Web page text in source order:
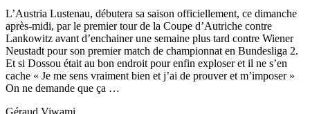
L’Austria Lustenau, débutera sa saison officiellement, ce dimanche
après-midi, par le premier tour de la Coupe d’Autriche contre
Lankowitz avant d’enchainer une semaine plus tard contre Wiener
Neustadt pour son premier match de championnat en Bundesliga 2.
Et si Dossou était au bon endroit pour enfin exploser et il ne s’en
cache « Je me sens vraiment bien et j’ai de prouver et m’imposer »
On ne demande que ça …
Géraud Viwami